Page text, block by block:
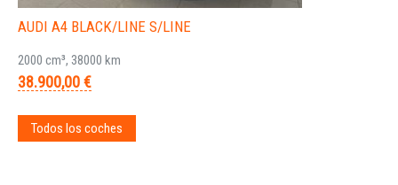
AUDI A4 BLACK/LINE S/LINE
2000 cm³, 38000 km
38.900,00 €
Todos los coches